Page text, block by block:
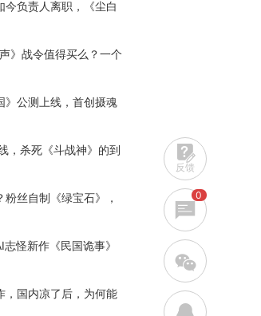
今负责人离职，《尘白
》战令值得买么？一个
》公测上线，首创摄魂
，杀死《斗战神》的到
丝自制《绿宝石》，
怪新作《民国诡事》
，国内凉了后，为何能
反馈
0
w